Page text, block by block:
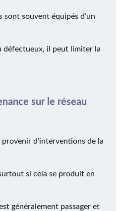
sont souvent équipés d’un
défectueux, il peut limiter la
sur le réseau
d’interventions de la
si cela se produit en
généralement passager et